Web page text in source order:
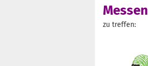
Messen
zu treffen: